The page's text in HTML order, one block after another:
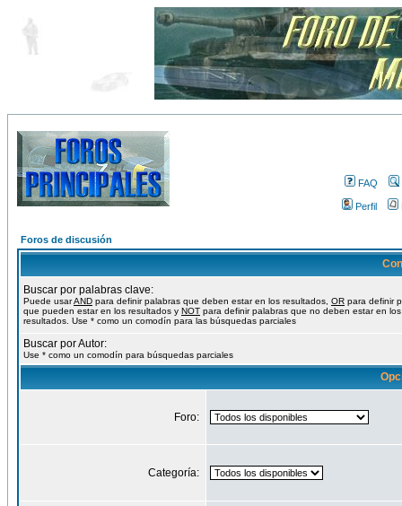
FAQ
Perfil
Foros de discusión
Buscar por palabras clave:
Puede usarAND para definir palabras que deben estar en los resultados, OR para definir
que pueden estar en los resultados y NOT para definir palabras que no deben estar en los
resultados. Use * como un comodín para las búsquedas parciales
Buscar por Autor:
Use * como un comodín para búsquedas parciales
Foro:
Categoría: